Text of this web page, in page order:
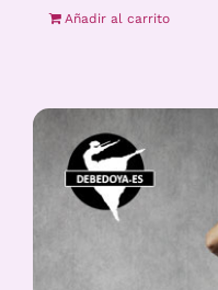
Añadir al carrito